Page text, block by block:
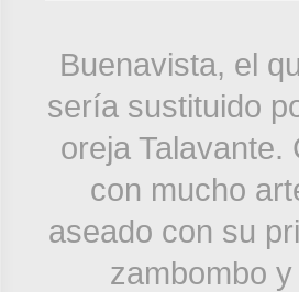
Buenavista, el
sería sustituido
oreja
con mucho
aseado con su
zambombo